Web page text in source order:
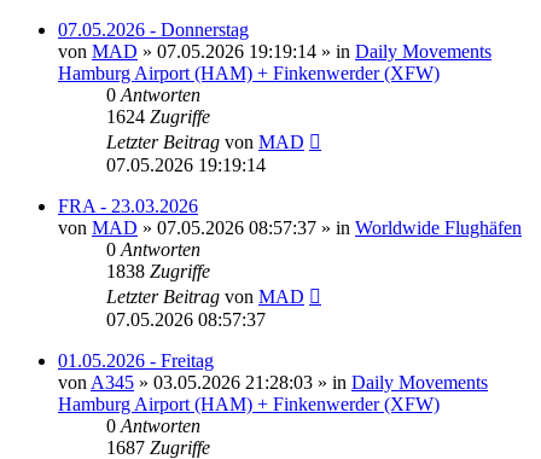
07.05.2026 - Donnerstag
von MAD » 07.05.2026 19:19:14 » in Daily Movements
Hamburg Airport (HAM) + Finkenwerder (XFW)
0 Antworten
1624 Zugriffe
Letzter Beitrag von MAD
07.05.2026 19:19:14
FRA - 23.03.2026
von MAD » 07.05.2026 08:57:37 » in Worldwide Flughäfen
0 Antworten
1838 Zugriffe
Letzter Beitrag von MAD
07.05.2026 08:57:37
01.05.2026 - Freitag
von A345 » 03.05.2026 21:28:03 » in Daily Movements
Hamburg Airport (HAM) + Finkenwerder (XFW)
0 Antworten
1687 Zugriffe